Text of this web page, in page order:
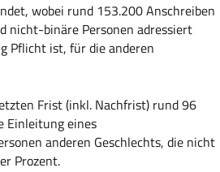
wobei rund 153.200 Anschreiben
nicht-binäre Personen adressiert
Pflicht ist, für die anderen
Frist (inkl. Nachfrist) rund 96
Einleitung eines
anderen Geschlechts, die nicht
Prozent.